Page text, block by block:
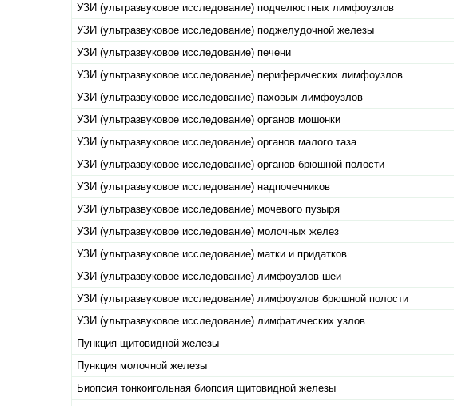
УЗИ (ультразвуковое исследование) подчелюстных лимфоузлов
УЗИ (ультразвуковое исследование) поджелудочной железы
УЗИ (ультразвуковое исследование) печени
УЗИ (ультразвуковое исследование) периферических лимфоузлов
УЗИ (ультразвуковое исследование) паховых лимфоузлов
УЗИ (ультразвуковое исследование) органов мошонки
УЗИ (ультразвуковое исследование) органов малого таза
УЗИ (ультразвуковое исследование) органов брюшной полости
УЗИ (ультразвуковое исследование) надпочечников
УЗИ (ультразвуковое исследование) мочевого пузыря
УЗИ (ультразвуковое исследование) молочных желез
УЗИ (ультразвуковое исследование) матки и придатков
УЗИ (ультразвуковое исследование) лимфоузлов шеи
УЗИ (ультразвуковое исследование) лимфоузлов брюшной полости
УЗИ (ультразвуковое исследование) лимфатических узлов
Пункция щитовидной железы
Пункция молочной железы
Биопсия тонкоигольная биопсия щитовидной железы